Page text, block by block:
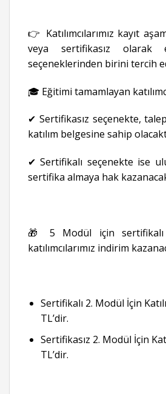
👉 Katılımcılarımız kayıt
veya sertifikasız olarak
seçeneklerinden birini tercih
🎓 Eğitimi tamamlayan
✔ Sertifikasız seçenekte,
katılım belgesine sahip
✔ Sertifikalı seçenekte ise
sertifika almaya hak
🎁 5 Modül için sertifikalı
katılımcılarımız indirim
Sertifikalı 2. Modül İçin
TL’dir.
Sertifikasız 2. Modül İçin
TL’dir.